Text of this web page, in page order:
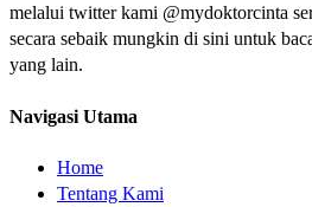
melalui twitter kami @mydoktorcinta
secara sebaik mungkin di sini untuk
yang lain.
Navigasi Utama
Home
Tentang Kami